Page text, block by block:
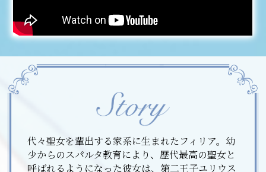
代々聖女を輩出する家系に生まれたフィリア。幼
少からのスパルタ教育により、歴代最高の聖女と
呼ばれるようになった彼女は、第二王子ユリウス